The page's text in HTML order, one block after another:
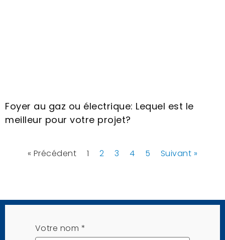
Foyer au gaz ou électrique: Lequel est le
meilleur pour votre projet?
« Précédent 1 2 3 4 5 Suivant »
Votre nom *